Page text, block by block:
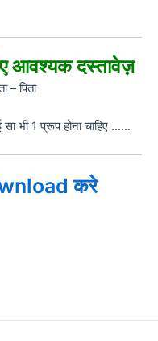
आवश्यक दस्तावेज़
– पिता
भी 1 प्रूप होना चाहिए ……
करे